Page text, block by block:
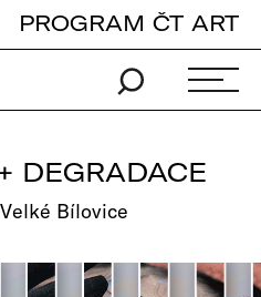
PROGRAM ČT ART
DEGRADACE
Bílovice